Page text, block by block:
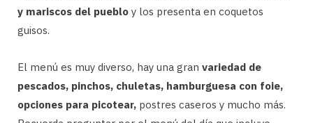
y mariscos del pueblo y los presenta en coquetos
guisos.
El menú es muy diverso, hay una gran variedad de
pescados, pinchos, chuletas, hamburguesa con foie,
opciones para picotear, postres caseros y mucho más.